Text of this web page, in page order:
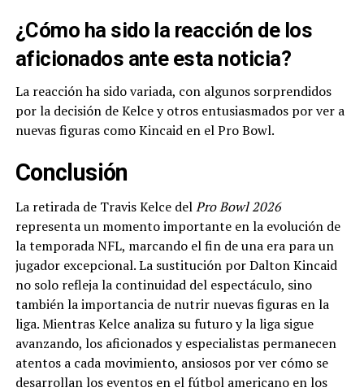
¿Cómo ha sido la reacción de los
aficionados ante esta noticia?
La reacción ha sido variada, con algunos sorprendidos
por la decisión de Kelce y otros entusiasmados por ver a
nuevas figuras como Kincaid en el Pro Bowl.
Conclusión
La retirada de Travis Kelce delPro Bowl 2026
representa un momento importante en la evolución de
la temporada NFL, marcando el fin de una era para un
jugador excepcional. La sustitución por Dalton Kincaid
no solo refleja la continuidad del espectáculo, sino
también la importancia de nutrir nuevas figuras en la
liga. Mientras Kelce analiza su futuro y la liga sigue
avanzando, los aficionados y especialistas permanecen
atentos a cada movimiento, ansiosos por ver cómo se
desarrollan los eventos en el fútbol americano en los